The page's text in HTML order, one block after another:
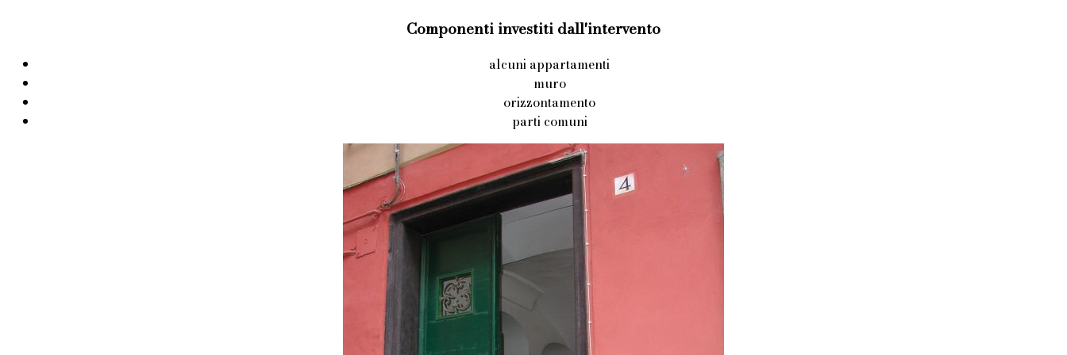
Componenti investiti dall'intervento
alcuni appartamenti
muro
orizzontamento
parti comuni